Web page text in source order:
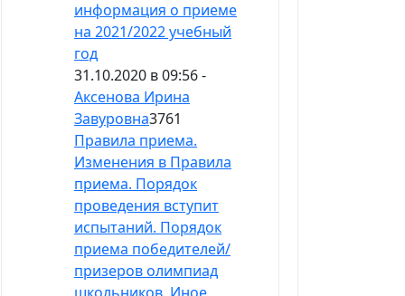
информация о приеме
на 2021/2022 учебный
год
31.10.2020 в 09:56 -
Аксенова Ирина
Завуровна3761
Правила приема.
Изменения в Правила
приема. Порядок
проведения вступит
испытаний. Порядок
приема победителей/
призеров олимпиад